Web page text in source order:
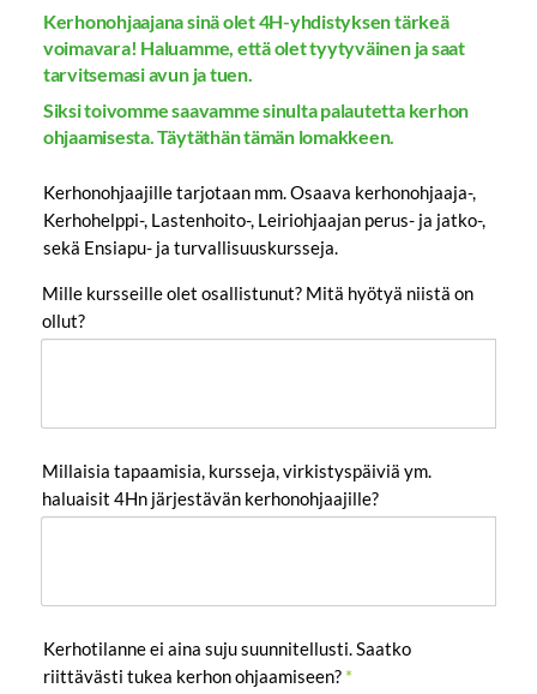
Kerhonohjaajana sinä olet 4H-yhdistyksen tärkeä
voimavara! Haluamme, että olet tyytyväinen ja saat
tarvitsemasi avun ja tuen.
Siksi toivomme saavamme sinulta palautetta kerhon
ohjaamisesta. Täytäthän tämän lomakkeen.
Kerhonohjaajille tarjotaan mm. Osaava kerhonohjaaja-,
Kerhohelppi-, Lastenhoito-, Leiriohjaajan perus- ja jatko-,
sekä Ensiapu- ja turvallisuuskursseja.
Mille kursseille olet osallistunut? Mitä hyötyä niistä on
ollut?
Millaisia tapaamisia, kursseja, virkistyspäiviä ym.
haluaisit 4Hn järjestävän kerhonohjaajille?
Kerhotilanne ei aina suju suunnitellusti. Saatko
riittävästi tukea kerhon ohjaamiseen?*